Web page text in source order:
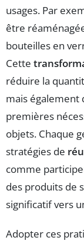
usages. Par
être
bouteilles en
Cette
réduire la
mais également
premières
objets. Chaque
stratégies de
comme
des produits de
significatif vers
Adopter ces